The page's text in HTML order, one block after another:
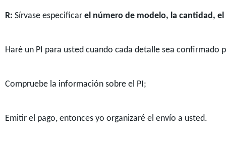
R: Sírvase especificarel número de modelo, la cantidad, el
Haré un PI para usted cuando cada detalle sea confirmado
Compruebe la información sobre el PI;
Emitir el pago, entonces yo organizaré el envío a usted.